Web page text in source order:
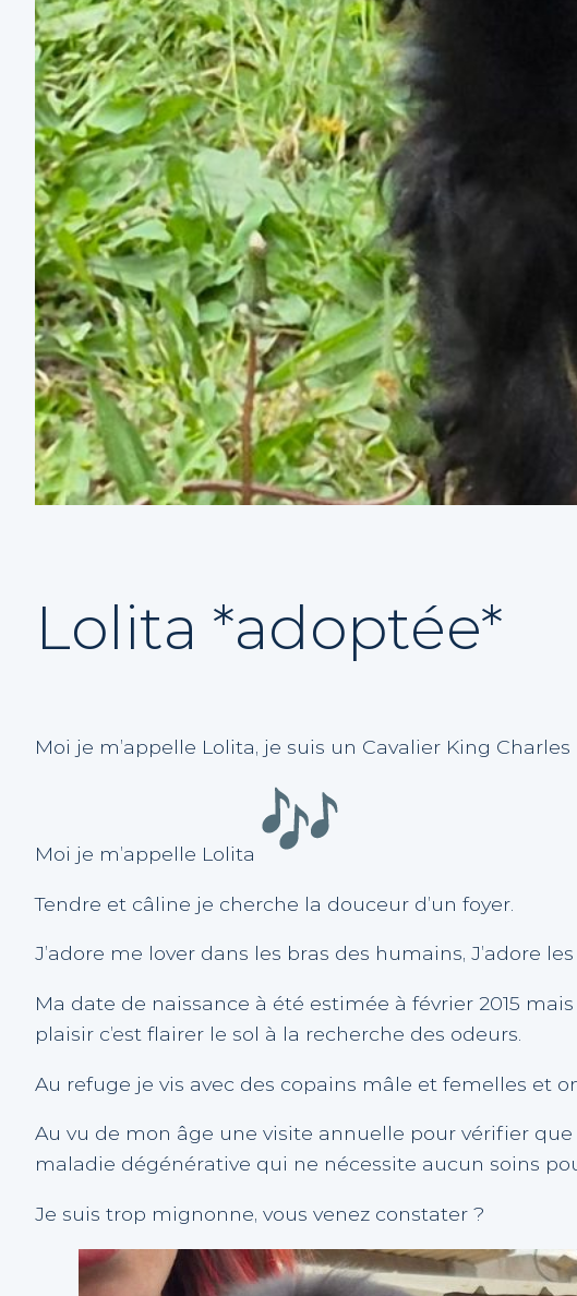
Lolita *adoptée*
Moi je m’appelle Lolita, je suis un Cavalier King Charles
Moi je m’appelle Lolita
Tendre et câline je cherche la douceur d’un foyer.
J’adore me lover dans les bras des humains, J’adore les
Ma date de naissance à été estimée à février 2015
plaisir c’est flairer le sol à la recherche des odeurs.
Au refuge je vis avec des copains mâle et femelles et
Au vu de mon âge une visite annuelle pour vérifier
maladie dégénérative qui ne nécessite aucun soins
Je suis trop mignonne, vous venez constater ?